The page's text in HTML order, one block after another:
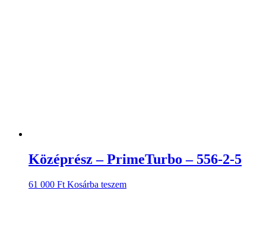
Középrész – PrimeTurbo – 556-2-5
61 000 Ft Kosárba teszem